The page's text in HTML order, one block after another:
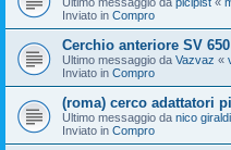
Inviato in Compro
Cerchio anteriore SV
Ultimo messaggio da Vazvaz «
Inviato in Compro
(roma) cerco adattatori
Ultimo messaggio da nico giraldi
Inviato in Compro